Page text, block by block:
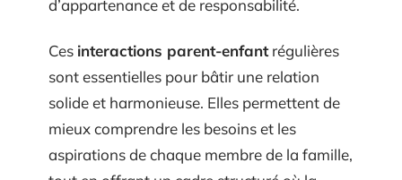
d’appartenance et de responsabilité.
Ces interactions parent-enfantrégulières
sont essentielles pour bâtir une relation
solide et harmonieuse. Elles permettent de
mieux comprendre les besoins et les
aspirations de chaque membre de la famille,